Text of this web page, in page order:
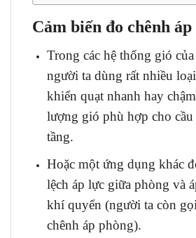
Cảm biến đo chênh
Trong các hệ thống gió
người ta dùng rất nhiều
khiển quạt nhanh hay
lượng gió phù hợp cho
tầng.
Hoặc một ứng dụng khác
lệch áp lực giữa phòng và
khí quyển (người ta còn
chênh áp phòng).